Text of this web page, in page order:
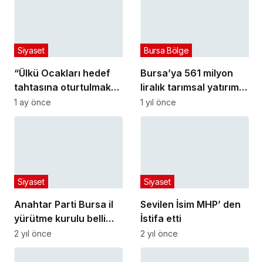
“Ülkü Ocakları hedef
tahtasına oturtulmak
istenmektedir”
Siyaset
1 ay önce
Bursa’ya 561 milyon
liralık tarımsal yatırım
müjdesi
Bursa Bölge
1 yıl önce
Anahtar Parti Bursa il
yürütme kurulu belli
oldu!
Siyaset
2 yıl önce
Sevilen İsim MHP’ den
İstifa etti
Siyaset
2 yıl önce